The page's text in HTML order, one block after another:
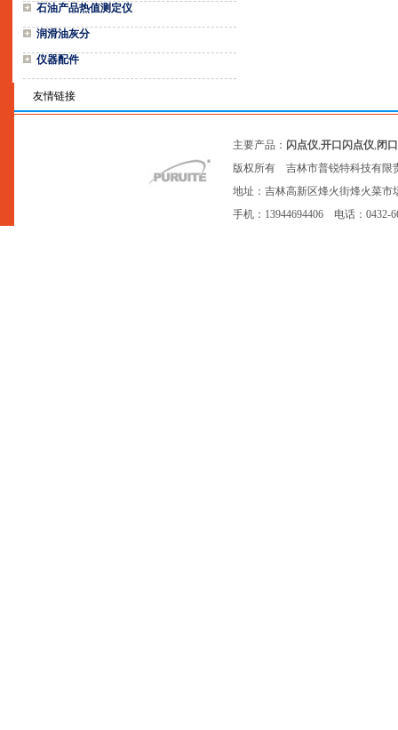
石油产品热值测定仪
润滑油灰分
仪器配件
友情链接
主要产品： 闪点仪,开口闪点仪,闭
版权所有 吉林市普锐特科技有
地址：吉林高新区烽火街烽火菜
手机：13944694406 电话：0432-